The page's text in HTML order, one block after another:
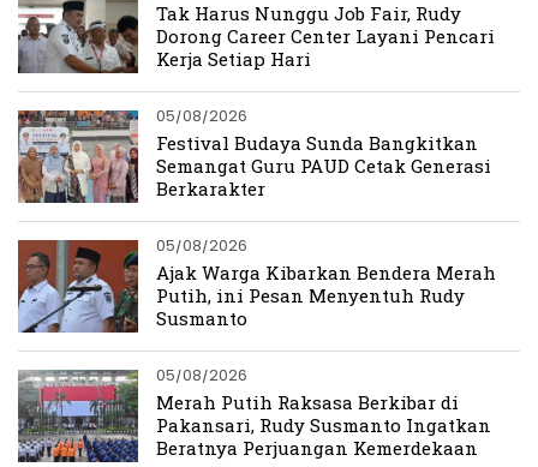
Tak Harus Nunggu Job Fair, Rudy
Dorong Career Center Layani Pencari
Kerja Setiap Hari
05/08/2026
Festival Budaya Sunda Bangkitkan
Semangat Guru PAUD Cetak Generasi
Berkarakter
05/08/2026
Ajak Warga Kibarkan Bendera Merah
Putih, ini Pesan Menyentuh Rudy
Susmanto
05/08/2026
Merah Putih Raksasa Berkibar di
Pakansari, Rudy Susmanto Ingatkan
Beratnya Perjuangan Kemerdekaan